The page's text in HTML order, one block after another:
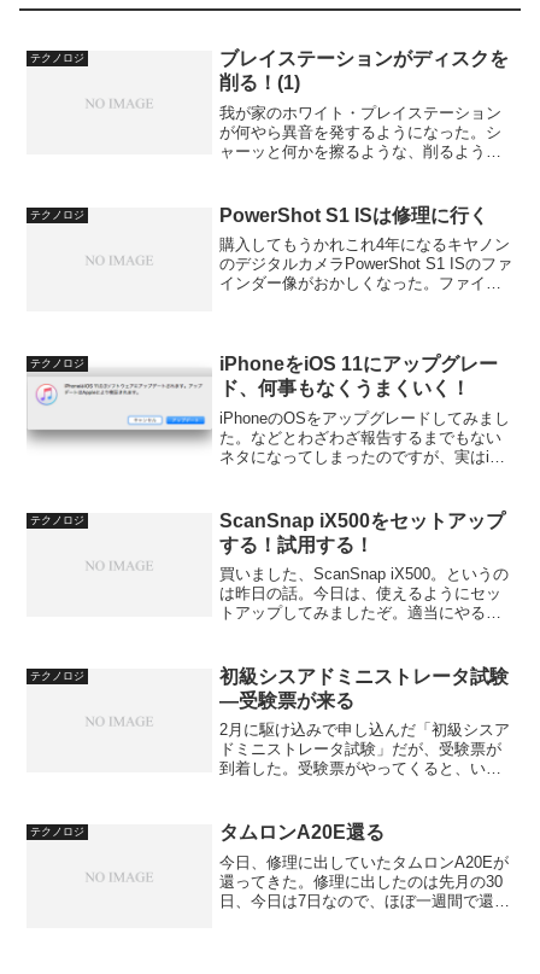
テクノロジ
ブレイステーションがディスクを
削る！(1)
我が家のホワイト・プレイステーション
が何やら異音を発するようになった。シ
ャーッと何かを擦るような、削るような
ない。「このままでは危険だ！」そう直
感した私は、即座に「FF...
テクノロジ PowerShot S1 ISは修理に行く
購入してもうかれこれ4年になるキヤノン
のデジタルカメラPowerShot S1 ISのファ
インダー像がおかしくなった。ファイン
写るの...
テクノロジ
iPhoneをiOS 11にアップグレー
ド、何事もなくうまくいく！
iPhoneのOSをアップグレードしてみまし
た。などとわざわざ報告するまでもない
ネタになってしまったのですが、実はiOS
うのも、iOS 10を使用中、マイナーバー
ジ...
テクノロジ
ScanSnap iX500をセットアップ
する！試用する！
買いました、ScanSnap iX500。というの
は昨日の話。今日は、使えるようにセッ
トアップしてみましたぞ。適当にやると
進めましょう（自戒）。高密度ポリエチ
レン（HD...
テクノロジ
初級シスアドミニストレータ試験
―受験票が来る
2月に駆け込みで申し込んだ「初級シスア
ドミニストレータ試験」だが、受験票が
到着した。受験票がやってくると、いよ
と…。にゃはは「ほとんど何もやってい
ない」のであった。問題集を...
テクノロジ タムロンA20E還る
今日、修理に出していたタムロンA20Eが
還ってきた。修理に出したのは先月の30
日、今日は7日なので、ほぼ一週間で還っ